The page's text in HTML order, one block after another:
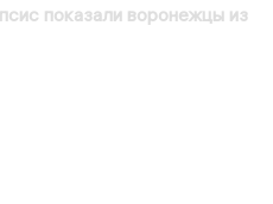
показали воронежцы из